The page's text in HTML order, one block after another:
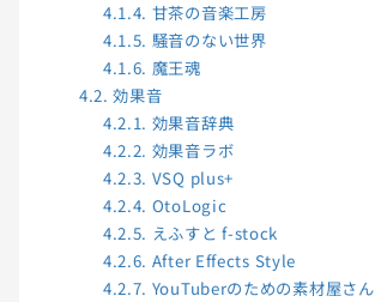
4.1.4. 甘茶の音楽工房
4.1.5. 騒音のない世界
4.1.6. 魔王魂
4.2. 効果音
4.2.1. 効果音辞典
4.2.2. 効果音ラボ
4.2.3. VSQ plus+
4.2.4. OtoLogic
4.2.5. えふすと f-stock
4.2.6. After Effects Style
4.2.7. YouTuberのための素材屋さん